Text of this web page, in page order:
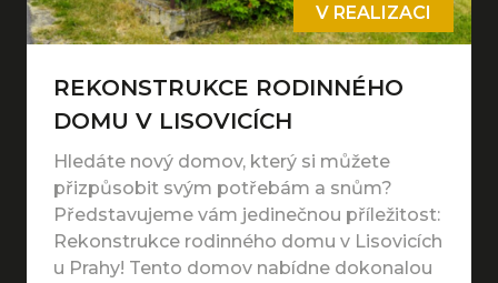
V REALIZACI
REKONSTRUKCE RODINNÉHO
DOMU V LISOVICÍCH
Hledáte nový domov, který si můžete
přizpůsobit svým potřebám a snům?
Představujeme vám jedinečnou příležitost:
Rekonstrukce rodinného domu v Lisovicích
u Prahy! Tento domov nabídne dokonalou